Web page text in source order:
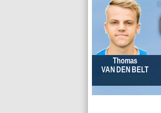
Thomas
VAN DEN BELT